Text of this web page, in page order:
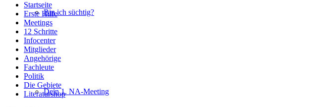
Bin ich süchtig?
Dein 1. NA-Meeting
Startseite
Erste Hilfe
Meetings
12 Schritte
Infocenter
Mitglieder
Angehörige
Fachleute
Politik
Die Gebiete
Literaturshop